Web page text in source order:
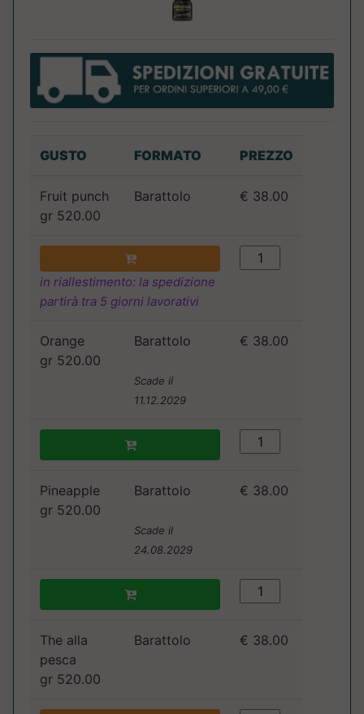
GUSTO FORMATO PREZZO
Fruit punch
gr 520.00
Barattolo € 38.00
in riallestimento: la spedizione
partirà tra 5 giorni lavorativi
Orange
gr 520.00
Barattolo
Scade il
11.12.2029
€ 38.00
Pineapple
gr 520.00
Barattolo
Scade il
24.08.2029
€ 38.00
The alla
pesca
gr 520.00
Barattolo € 38.00